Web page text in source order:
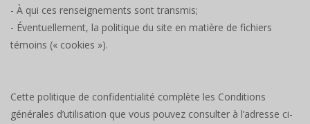
- À qui ces renseignements sont transmis;
- Éventuellement, la politique du site en matière de fichiers
témoins (« cookies »).
Cette politique de confidentialité complète les Conditions
générales d’utilisation que vous pouvez consulter à l’adresse ci-